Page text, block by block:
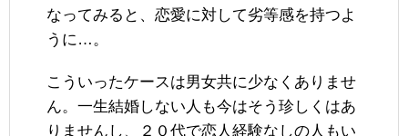
なってみると、恋愛に対して劣等感を持つよ
うに…。
こういったケースは男女共に少なくありませ
ん。一生結婚しない人も今はそう珍しくはあ
りませんし、２０代で恋人経験なしの人もい